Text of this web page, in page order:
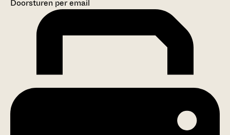
Doorsturen per email